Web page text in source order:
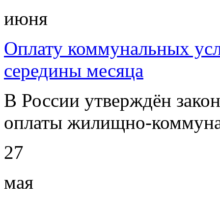
июня
Оплату коммунальных
середины месяца
В России утверждён
оплаты жилищно-
27
мая